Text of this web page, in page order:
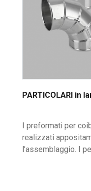
PARTICOLARI in
I preformati per
realizzati
l’assemblaggio. I